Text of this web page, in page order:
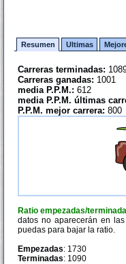
Resumen Ultimas
Carreras terminadas:
Carreras ganadas: 1001
media P.P.M.: 612
media P.P.M. últimas
P.P.M. mejor carrera: 800
Ratio empezadas/
datos no aparecerán en
puedas para bajar la ratio.
Empezadas: 1730
Terminadas: 1090